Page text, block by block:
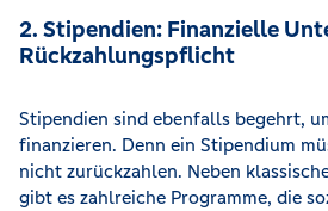
2. Stipendien: Finanzielle
Rückzahlungspflicht
Stipendien sind ebenfalls begehrt,
finanzieren. Denn ein Stipendium
nicht zurückzahlen. Neben
gibt es zahlreiche Programme, die